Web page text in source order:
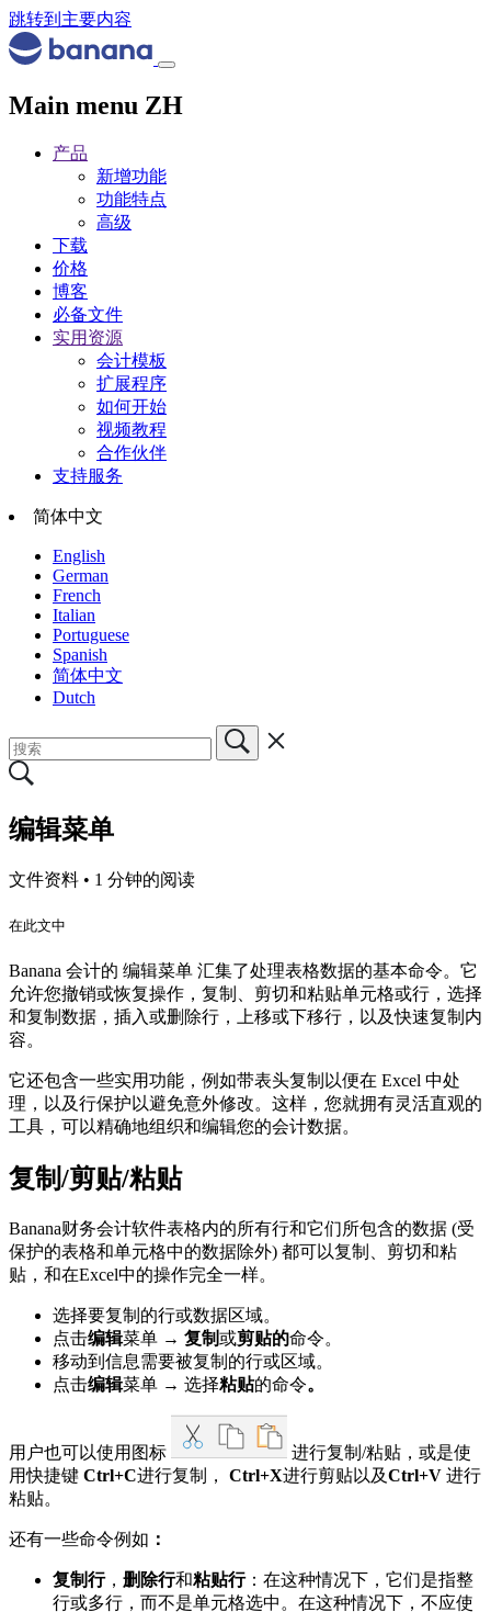
跳转到主要内容
Main menu ZH
产品
新增功能
功能特点
高级
下载
价格
博客
必备文件
实用资源
会计模板
扩展程序
如何开始
视频教程
合作伙伴
支持服务
简体中文
English
German
French
Italian
Portuguese
Spanish
简体中文
Dutch
编辑菜单
文件资料 • 1 分钟的阅读
在此文中
Banana 会计的 编辑菜单 汇集了处理表格数据的基本命令。它
允许您撤销或恢复操作，复制、剪切和粘贴单元格或行，选择
和复制数据，插入或删除行，上移或下移行，以及快速复制内
容。
它还包含一些实用功能，例如带表头复制以便在 Excel 中处
理，以及行保护以避免意外修改。这样，您就拥有灵活直观的
工具，可以精确地组织和编辑您的会计数据。
复制/剪贴/粘贴
Banana财务会计软件表格内的所有行和它们所包含的数据 (受
保护的表格和单元格中的数据除外) 都可以复制、剪切和粘
贴，和在Excel中的操作完全一样。
选择要复制的行或数据区域。
点击编辑菜单 → 复制或剪贴的命令。
移动到信息需要被复制的行或区域。
点击编辑菜单 → 选择粘贴的命令。
用户也可以使用图标
进行复制/粘贴，或是使
用快捷键 Ctrl+C进行复制， Ctrl+X进行剪贴以及Ctrl+V 进行
粘贴。
还有一些命令例如 ：
复制行， 删除行和粘贴行：在这种情况下，它们是指整
行或多行，而不是单元格选中。在这种情况下，不应使